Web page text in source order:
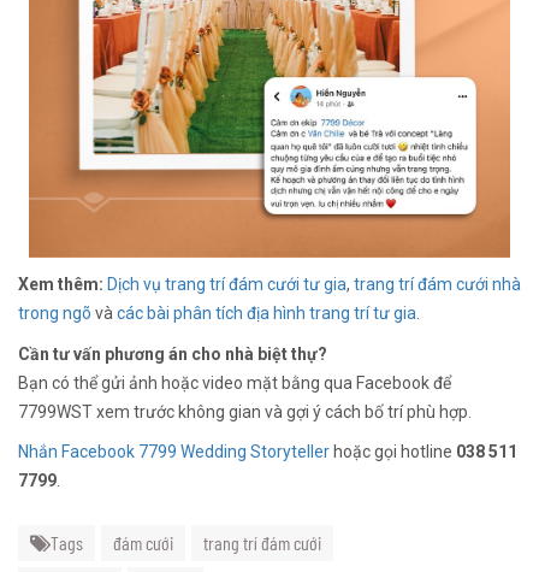
Xem thêm: Dịch vụ trang trí đám cưới tư gia, trang trí đám cưới nhà
trong ngõ và các bài phân tích địa hình trang trí tư gia
Cần tư vấn phương án cho nhà biệt thự?
Bạn có thể gửi ảnh hoặc video mặt bằng qua Facebook để
7799WST xem trước không gian và gợi ý cách bố trí phù hợp.
Nhắn Facebook 7799 Wedding Storyteller hoặc gọi hotline 038 511
7799.
Tags đám cưới
trang trí đám cưới